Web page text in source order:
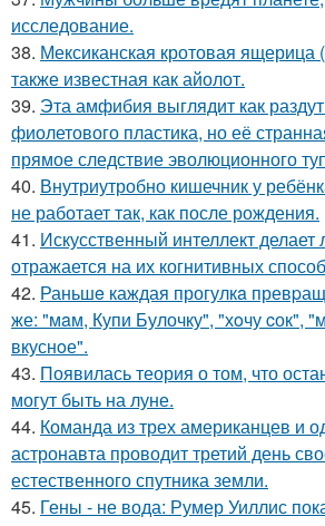
исследование.
38. Мексиканская кротовая ящерица
также известная как айолот.
39. Эта амфибия выглядит как
фиолетового пластика, но её
прямое следствие эволюционного
40. Внутриутробно кишечник у
не работает так, как после рождения.
41. Искусственный интеллект делает
отражается на их когнитивных
42. Раньшe каждая прогулкa
же: "мaм, Купи Булочку", "хoчу cок",
вкуснoе".
43. Появилась теория о том, что
могут быть на луне.
44. Команда из трех американцев и
астронавта проводит третий день
естественного спутника земли.
45. Гены - не вода: Румер Уиллис